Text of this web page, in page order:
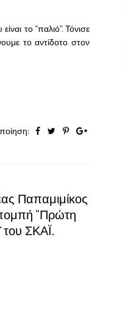
το “παλιό”. Τόνισε
το αντίδοτο στον
Παπαμιμίκος
“Πρώτη
ΣΚΑΪ.